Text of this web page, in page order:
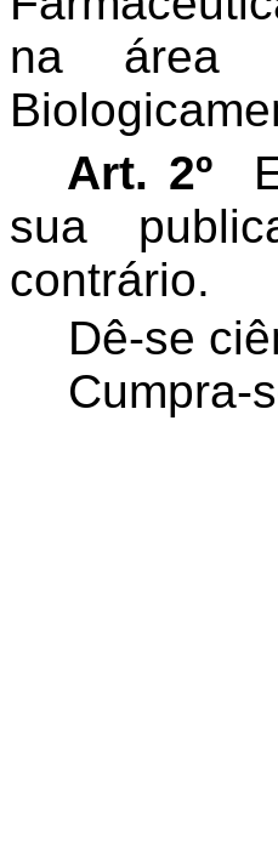
na área
Art. 2º
sua
contrário.
Dê-se
Cumpra-